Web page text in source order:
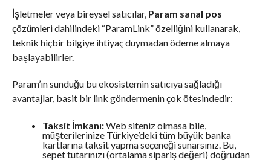
İşletmeler veya bireysel satıcılar, Param sanal pos
çözümleri dahilindeki “ParamLink” özelliğini kullanarak,
teknik hiçbir bilgiye ihtiyaç duymadan ödeme almaya
başlayabilirler.
Param’ın sunduğu bu ekosistemin satıcıya sağladığı
avantajlar, basit bir link göndermenin çok ötesindedir:
Taksit İmkanı:Web siteniz olmasa bile,
müşterilerinize Türkiye’deki tüm büyük banka
kartlarına taksit yapma seçeneği sunarsınız. Bu,
sepet tutarınızı (ortalama sipariş değeri) doğrudan